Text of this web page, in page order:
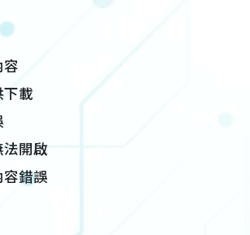
容
下載
法開啟
容錯誤